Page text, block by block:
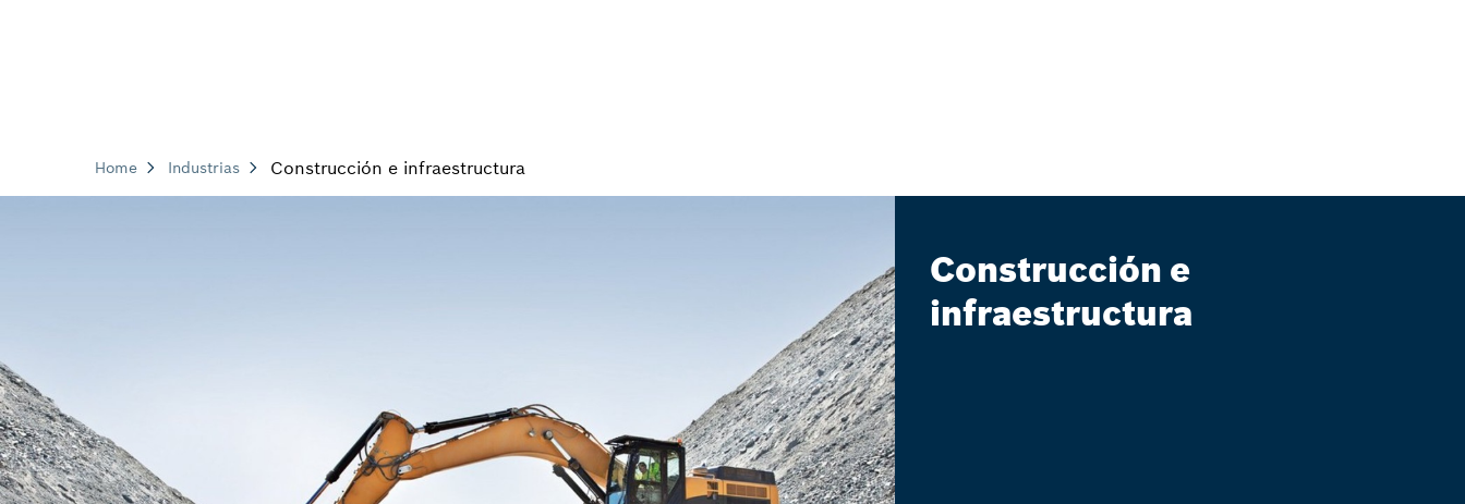
Home Industrias Construcción e infraestructura
Construcción e
infraestructura